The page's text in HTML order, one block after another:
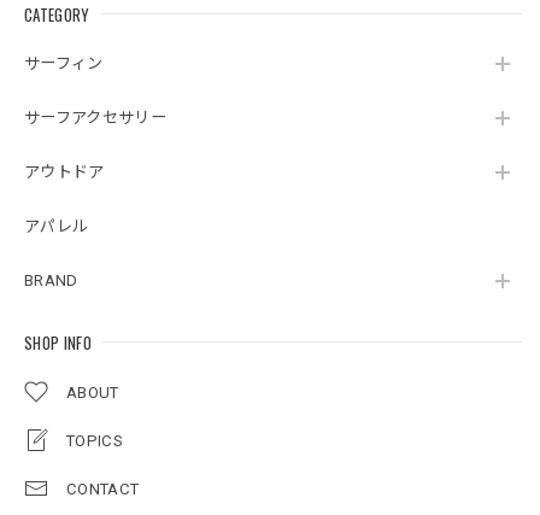
CATEGORY
サーフィン
サーフアクセサリー
アウトドア
アパレル
BRAND
SHOP INFO
ABOUT
TOPICS
CONTACT